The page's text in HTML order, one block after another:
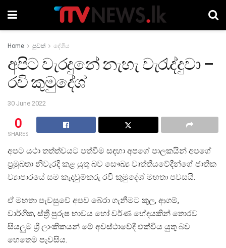
Home පුවත් දේශීය
අපිට වැරදුනේ නැහැ වැරැද්දුවා –
රවි කුමුදේශ්
30 June 2022
0
SHARES
අපට යථා තත්ත්වයට පත්වීම සඳහා අපගේ පාලකයින් අපගේ
ප්‍රමුඛතා නිවැරදි කළ යුතු බව සෞඛ්‍ය වෘත්තීයවේදීන්ගේ ජාතික
ව්‍යාපාරයේ සම කැදවුම්කරු රවී කුමුදේශ් මහතා පවසයි.
ඒ මහතා පැවසුවේ අපව බේරා ගැනීමට කුල, ආගම්,
වාර්ගික, ස්ත්‍රී පුරුෂ භාවය හෝ වර්ණ භේදයකින් තොරව
සියලුම ශ්‍රී ලාංකිකයන් මේ අවස්ථාවේදී එක්විය යුතු බව
හෙතෙම පැවසිය.